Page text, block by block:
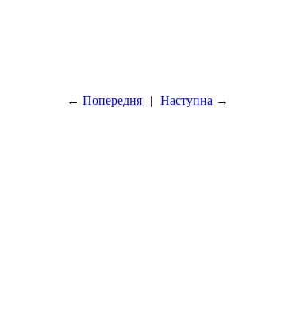
← Попередня | Наступна →